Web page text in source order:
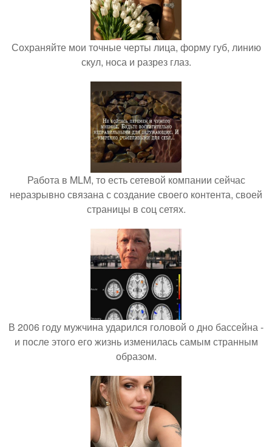
Сохраняйте мои точные черты лица, форму губ, линию
скул, носа и разрез глаз.
Работа в MLM, то есть сетевой компании сейчас
неразрывно связана с создание своего контента, своей
страницы в соц сетях.
В 2006 году мужчина ударился головой о дно бассейна -
и после этого его жизнь изменилась самым странным
образом.